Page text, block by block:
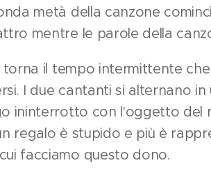
metà della canzone
mentre le parole della
il tempo intermittente
I due cantanti si alternano
ininterrotto con l'oggetto del
regalo è stupido e più è
facciamo questo dono.